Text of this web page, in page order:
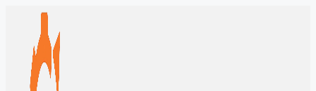
Перейти
содержимому